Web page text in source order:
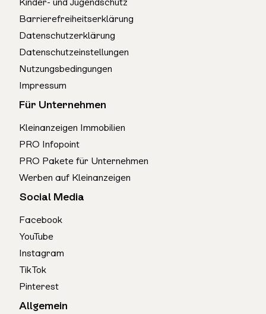
Kinder- und Jugendschutz
Barrierefreiheitserklärung
Datenschutzerklärung
Datenschutzeinstellungen
Nutzungsbedingungen
Impressum
Für Unternehmen
Kleinanzeigen Immobilien
PRO Infopoint
PRO Pakete für Unternehmen
Werben auf Kleinanzeigen
Social Media
Facebook
YouTube
Instagram
TikTok
Pinterest
Allgemein